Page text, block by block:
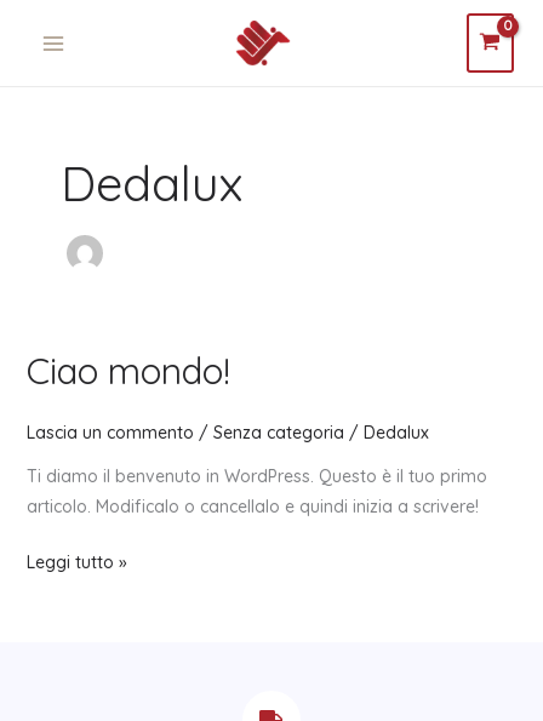
Dedalux
Ciao mondo!
Lascia un commento / Senza categoria / Dedalux
Ti diamo il benvenuto in WordPress. Questo è il tuo primo
articolo. Modificalo o cancellalo e quindi inizia a scrivere!
Ciao
mondo!
Leggi tutto »